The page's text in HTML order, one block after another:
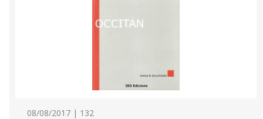
08/08/2017 | 132